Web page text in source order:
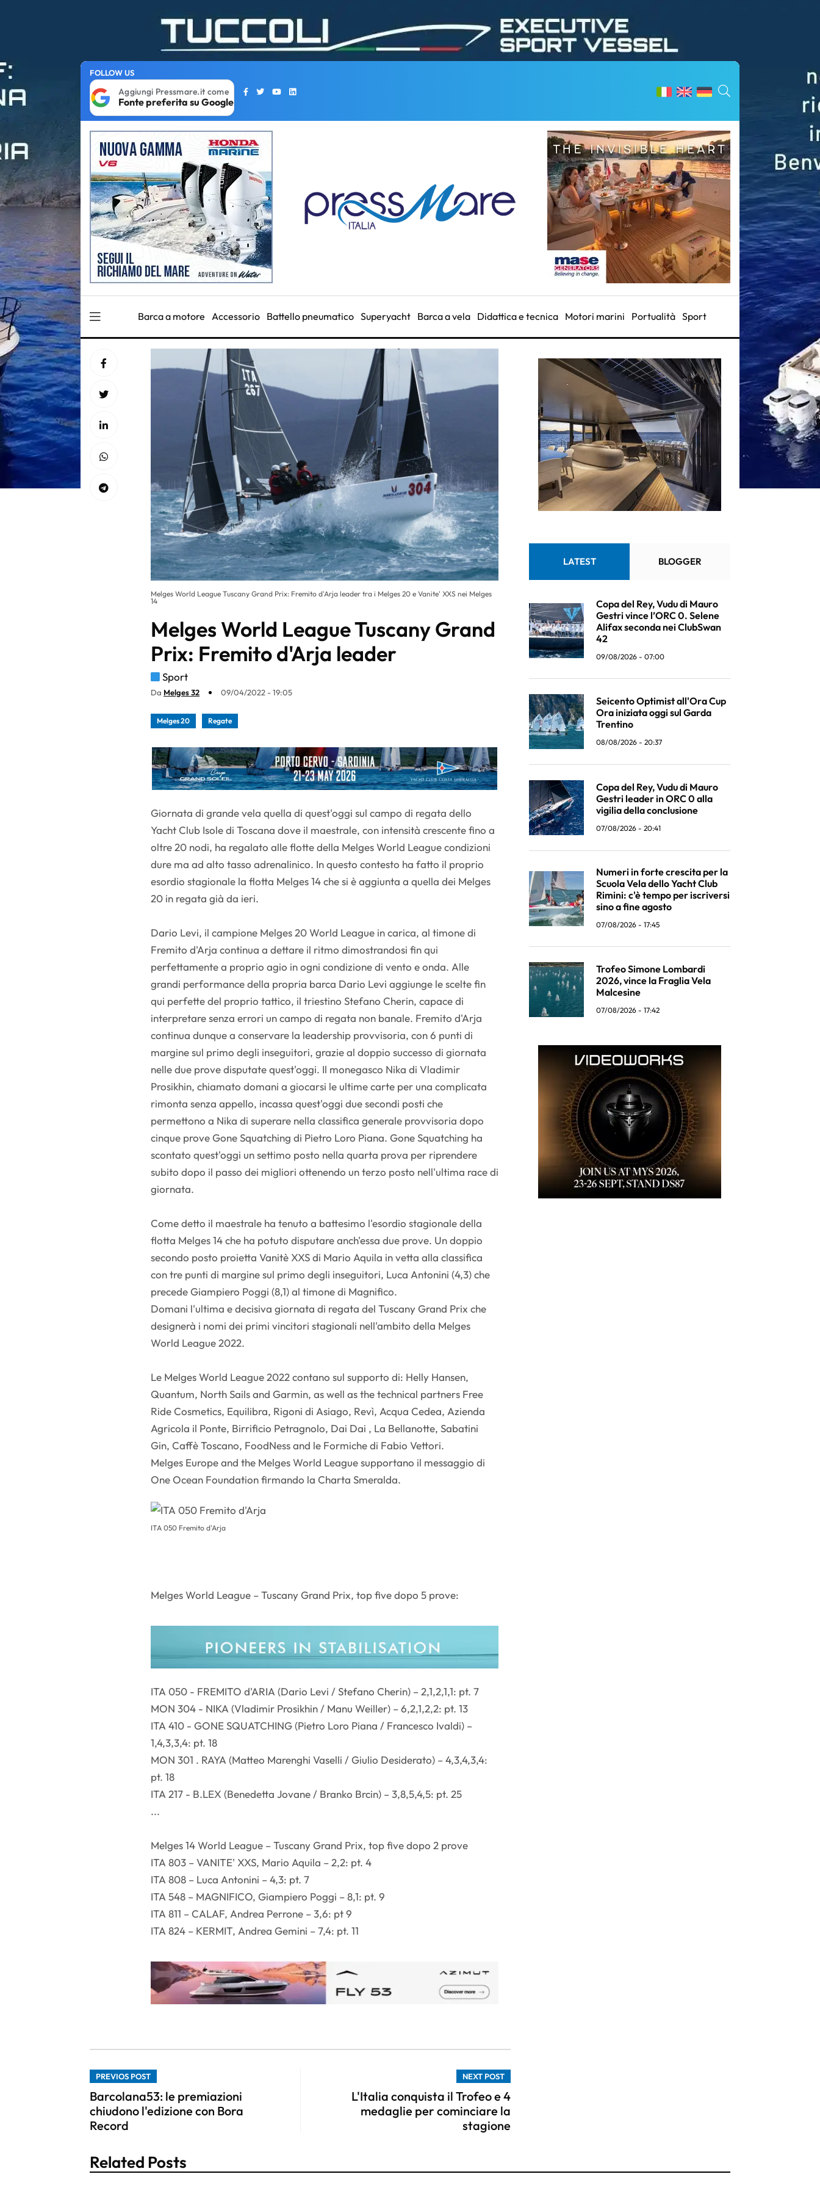
FOLLOW US
Aggiungi Pressmare.it come
Fonte preferita su Google
Barca a motore Accessorio Battello pneumatico Superyacht Barca a vela Didattica e tecnica Motori marini Portualità Sport
Melges World League Tuscany Grand Prix: Fremito d'Arja leader tra i Melges 20 e Vanite' XXS nei Melges
14
Melges World League Tuscany Grand
Prix: Fremito d'Arja leader
Sport
Da Melges 32 09/04/2022 - 19:05
Melges 20 Regate
Giornata di grande vela quella di quest'oggi sul campo di regata dello
Yacht Club Isole di Toscana dove il maestrale, con intensità crescente fino a
oltre 20 nodi, ha regalato alle flotte della Melges World League condizioni
dure ma ad alto tasso adrenalinico. In questo contesto ha fatto il proprio
esordio stagionale la flotta Melges 14 che si è aggiunta a quella dei Melges
20 in regata già da ieri.
Dario Levi, il campione Melges 20 World League in carica, al timone di
Fremito d'Arja continua a dettare il ritmo dimostrandosi fin qui
perfettamente a proprio agio in ogni condizione di vento e onda. Alle
grandi performance della propria barca Dario Levi aggiunge le scelte fin
qui perfette del proprio tattico, il triestino Stefano Cherin, capace di
interpretare senza errori un campo di regata non banale. Fremito d'Arja
continua dunque a conservare la leadership provvisoria, con 6 punti di
margine sul primo degli inseguitori, grazie al doppio successo di giornata
nelle due prove disputate quest'oggi. Il monegasco Nika di Vladimir
Prosikhin, chiamato domani a giocarsi le ultime carte per una complicata
rimonta senza appello, incassa quest'oggi due secondi posti che
permettono a Nika di superare nella classifica generale provvisoria dopo
cinque prove Gone Squatching di Pietro Loro Piana. Gone Squatching ha
scontato quest'oggi un settimo posto nella quarta prova per riprendere
subito dopo il passo dei migliori ottenendo un terzo posto nell'ultima race di
giornata.
Come detto il maestrale ha tenuto a battesimo l'esordio stagionale della
flotta Melges 14 che ha potuto disputare anch'essa due prove. Un doppio
secondo posto proietta Vanitè XXS di Mario Aquila in vetta alla classifica
con tre punti di margine sul primo degli inseguitori, Luca Antonini (4,3) che
precede Giampiero Poggi (8,1) al timone di Magnifico.
Domani l'ultima e decisiva giornata di regata del Tuscany Grand Prix che
designerà i nomi dei primi vincitori stagionali nell'ambito della Melges
World League 2022.
Le Melges World League 2022 contano sul supporto di: Helly Hansen,
Quantum, North Sails and Garmin, as well as the technical partners Free
Ride Cosmetics, Equilibra, Rigoni di Asiago, Revì, Acqua Cedea, Azienda
Agricola il Ponte, Birrificio Petragnolo, Dai Dai , La Bellanotte, Sabatini
Gin, Caffè Toscano, FoodNess and le Formiche di Fabio Vettori.
Melges Europe and the Melges World League supportano il messaggio di
One Ocean Foundation firmando la Charta Smeralda.
ITA 050 Fremito d'Arja
Melges World League – Tuscany Grand Prix, top five dopo 5 prove:
ITA 050 - FREMITO d'ARIA (Dario Levi / Stefano Cherin) – 2,1,2,1,1: pt. 7
MON 304 - NIKA (Vladimir Prosikhin / Manu Weiller) – 6,2,1,2,2: pt. 13
ITA 410 - GONE SQUATCHING (Pietro Loro Piana / Francesco Ivaldi) –
1,4,3,3,4: pt. 18
MON 301 . RAYA (Matteo Marenghi Vaselli / Giulio Desiderato) – 4,3,4,3,4:
pt. 18
ITA 217 - B.LEX (Benedetta Jovane / Branko Brcin) – 3,8,5,4,5: pt. 25
...
Melges 14 World League – Tuscany Grand Prix, top five dopo 2 prove
ITA 803 – VANITE' XXS, Mario Aquila – 2,2: pt. 4
ITA 808 – Luca Antonini – 4,3: pt. 7
ITA 548 – MAGNIFICO, Giampiero Poggi – 8,1: pt. 9
ITA 811 – CALAF, Andrea Perrone – 3,6: pt 9
ITA 824 – KERMIT, Andrea Gemini – 7,4: pt. 11
PREVIOS POST
Barcolana53: le premiazioni
chiudono l'edizione con Bora
Record
NEXT POST
L'Italia conquista il Trofeo e 4
medaglie per cominciare la
stagione
LATEST BLOGGER
Copa del Rey, Vudu di Mauro
Gestri vince l’ORC 0. Selene
Alifax seconda nei ClubSwan
42
09/08/2026 - 07:00
Seicento Optimist all'Ora Cup
Ora iniziata oggi sul Garda
Trentino
08/08/2026 - 20:37
Copa del Rey, Vudu di Mauro
Gestri leader in ORC 0 alla
vigilia della conclusione
07/08/2026 - 20:41
Numeri in forte crescita per la
Scuola Vela dello Yacht Club
Rimini: c'è tempo per iscriversi
sino a fine agosto
07/08/2026 - 17:45
Trofeo Simone Lombardi
2026, vince la Fraglia Vela
Malcesine
07/08/2026 - 17:42
Related Posts